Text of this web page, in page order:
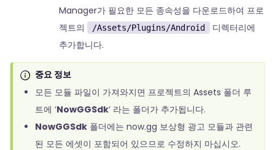
Manager가 필요한 모든 종속성을 다운로드하여 프로
젝트의
/Assets/Plugins/Android
디렉터리에
추가합니다.
중요 정보
모든 모듈 파일이 가져와지면 프로젝트의 Assets 폴더 루
트에 ‘NowGGSdk‘ 라는 폴더가 추가됩니다.
NowGGSdk 폴더에는 now.gg 보상형 광고 모듈과 관련
된 모든 에셋이 포함되어 있으므로 수정하지 마십시오.